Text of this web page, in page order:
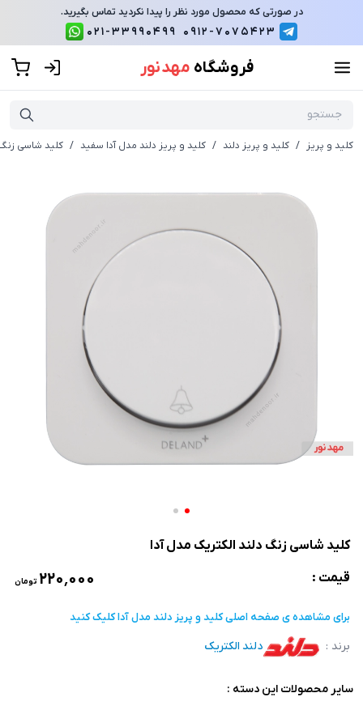
در صورتی که محصول مورد نظر را پیدا نکردید تماس بگیرید.
0912-7075423
021-33990499
فروشگاه مهد نور
کلید و پریز / کلید و پریز دلند / کلید و پریز دلند مدل آدا سفید / کلید شاسی زنگ
کلید شاسی زنگ دلند الکتریک مدل آدا
قیمت :
۲۲۰٬۰۰۰ تومان
برای مشاهده ی صفحه اصلیکلید و پریز دلند مدل آداکلیک کنید
برند : دلند الکتریک
سایر محصولات این دسته :